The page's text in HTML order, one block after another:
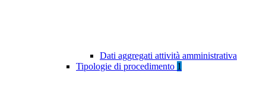
Dati aggregati attività amministrativa
Tipologie di procedimento 1